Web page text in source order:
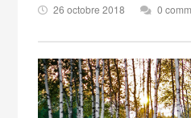
26 octobre 2018 0